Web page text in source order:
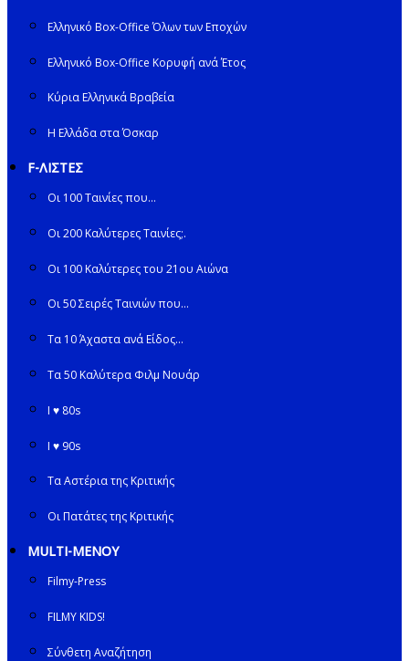
Ελληνικό Box-Office Όλων των Εποχών
Ελληνικό Box-Office Κορυφή ανά Έτος
Κύρια Ελληνικά Βραβεία
Η Ελλάδα στα Όσκαρ
F-ΛΙΣΤΕΣ
Οι 100 Ταινίες που…
Οι 200 Καλύτερες Ταινίες;.
Οι 100 Καλύτερες του 21ου Αιώνα
Οι 50 Σειρές Ταινιών που…
Τα 10 Άχαστα ανά Είδος…
Τα 50 Καλύτερα Φιλμ Νουάρ
I ♥ 80s
I ♥ 90s
Τα Αστέρια της Κριτικής
Οι Πατάτες της Κριτικής
MULTI-ΜΕΝΟΥ
Filmy-Press
FILMY KIDS!
Σύνθετη Αναζήτηση